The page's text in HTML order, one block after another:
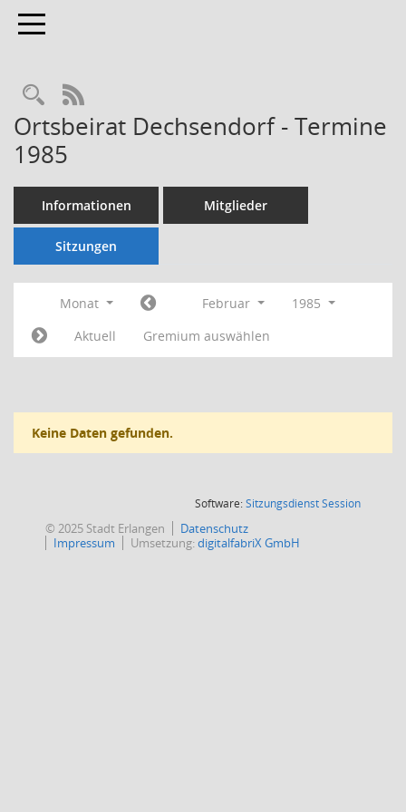
Toggle navigation
Rechercheauswahl
RSS-Feed
Ortsbeirat Dechsendorf - Termine
1985
Informationen Mitglieder
Sitzungen
Monat Februar
1985
Aktuell
Gremium auswählen
Keine Daten gefunden.
Software:SitzungsdienstSession(Wird in
© 2025 Stadt Erlangen
Datenschutz
Impressum
Umsetzung:digitalfabriX GmbH